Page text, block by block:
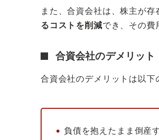
また、合資会社は、株主が存
るコストを削減でき、その費
合資会社のデメリット
合資会社のデメリットは以下
負債を抱えたまま倒産